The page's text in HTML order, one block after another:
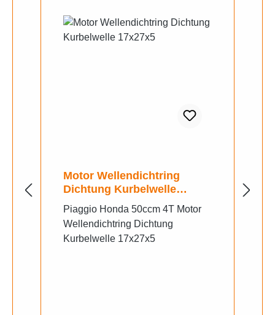
Motor Wellendichtring
Dichtung Kurbelwelle
17x27x5
Piaggio Honda 50ccm 4T Motor
Wellendichtring Dichtung
Kurbelwelle 17x27x5